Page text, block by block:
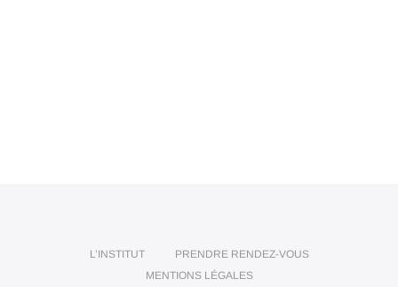
L’INSTITUT
PRENDRE RENDEZ-VOUS
MENTIONS LÉGALES